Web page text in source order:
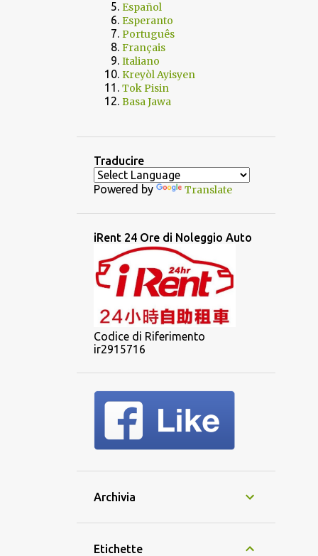
Español
Esperanto
Português
Français
Italiano
Kreyòl Ayisyen
Tok Pisin
Basa Jawa
Traducire
Powered by Translate
iRent 24 Ore di Noleggio Auto
Codice di Riferimento
ir2915716
Archivia
Etichette